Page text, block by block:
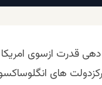
قدرت ازسوی
های